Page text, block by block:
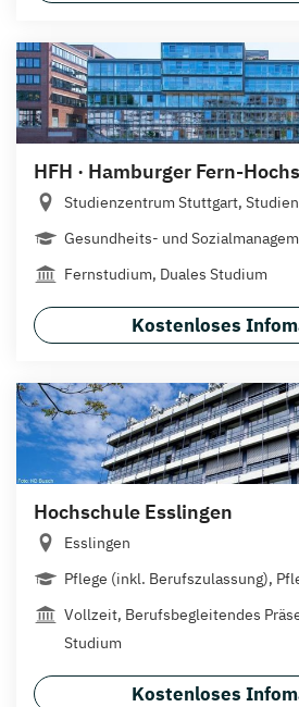
HFH · Hamburger Fern-
Studienzentrum Stuttgart,
Gesundheits- und
Fernstudium, Duales Studium
Kostenloses
Hochschule Esslingen
Esslingen
Pflege (inkl. Berufszulassung),
Vollzeit, Berufsbegleitendes
Studium
Kostenloses